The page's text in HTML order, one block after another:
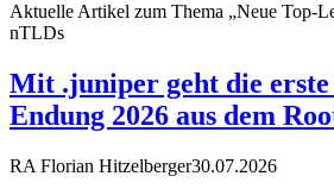
Aktuelle Artikel zum Thema „Neue Top-
nTLDs
Mit .juniper geht die
Endung 2026 aus dem
RA Florian Hitzelberger30.07.2026